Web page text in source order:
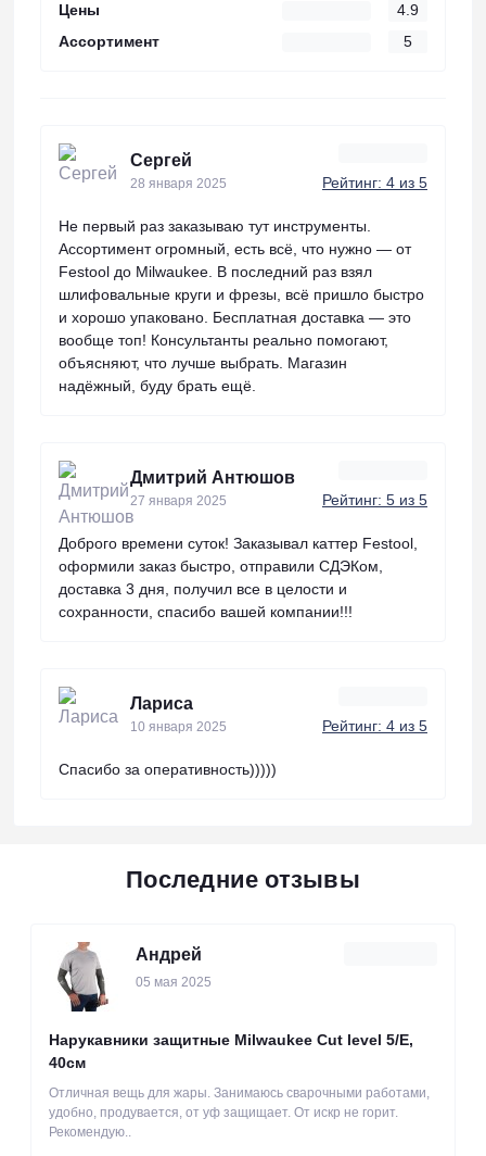
Цены
4.9
Ассортимент
5
Сергей
28 января 2025 Рейтинг: 4 из 5
Не первый раз заказываю тут инструменты.
Ассортимент огромный, есть всё, что нужно — от
Festool до Milwaukee. В последний раз взял
шлифовальные круги и фрезы, всё пришло быстро
и хорошо упаковано. Бесплатная доставка — это
вообще топ! Консультанты реально помогают,
объясняют, что лучше выбрать. Магазин
надёжный, буду брать ещё.
Дмитрий Антюшов
27 января 2025 Рейтинг: 5 из 5
Доброго времени суток! Заказывал каттер Festool,
оформили заказ быстро, отправили СДЭКом,
доставка 3 дня, получил все в целости и
сохранности, спасибо вашей компании!!!
Лариса
10 января 2025 Рейтинг: 4 из 5
Спасибо за оперативность)))))
Последние отзывы
Андрей
05 мая 2025
Нарукавники защитные Milwaukee Cut level 5/Е,
40см
Отличная вещь для жары. Занимаюсь сварочными работами,
удобно, продувается, от уф защищает. От искр не горит.
Рекомендую..